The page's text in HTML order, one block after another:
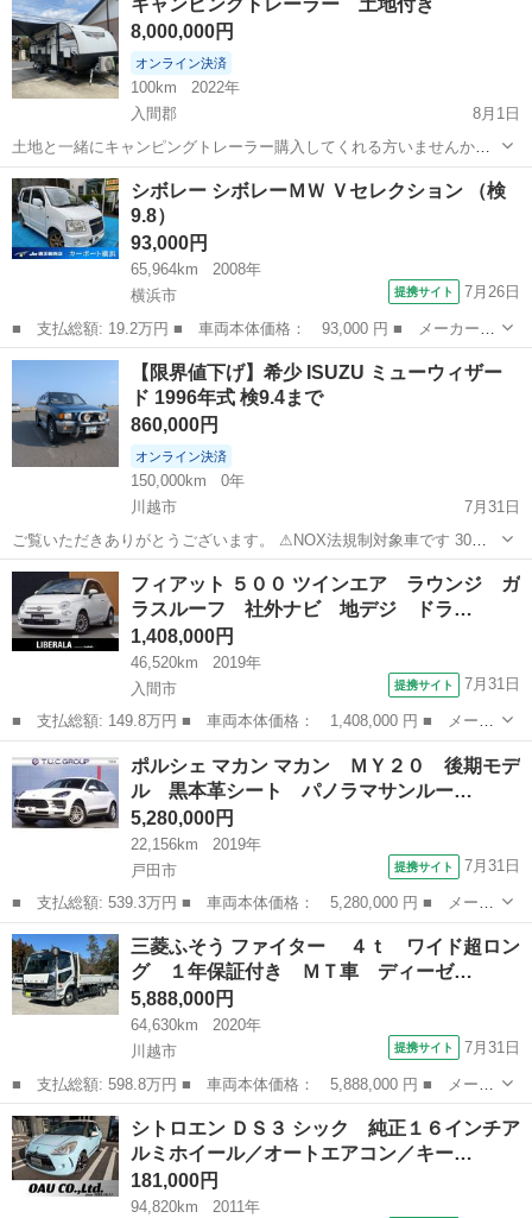
シートヒーター付きと贅沢三昧な車両です！ 社外HDDナビ・地デジに
バックカメラ・ドライ...
キャンピングトレーラー 土地付き
8,000,000円
オンライン決済
100km
2022年
入間郡
8月1日
土地と一緒にキャンピングトレーラー購入してくれる方いませんか？
キャンピングトレーラーを定置利用しています。購入当初は、ナンバ
ーを取得し、いずれ牽引しようと思っていましたが、結局牽引は一度
もせず、車両は一時抹消登録をしていま...
埼玉 入間郡 その他 キャンピングトレーラー
シボレー シボレーＭＷ Ｖセレクション （検
9.8）
93,000円
65,964km
2008年
横浜市
提携サイト 7月26日
■ 支払総額: 19.2万円 ■ 車両本体価格： 93,000 円 ■ メーカー
名： シボレー ■ 車種名： シボレーＭＷ ■ グレード名： Ｖセ
レクション ■ 排気量： 1300cc ■ ドア枚数： 5D ■ ミッショ
ン...
神奈川 横浜市 その他
【限界値下げ】希少 ISUZU ミューウィザー
ド 1996年式 検9.4まで
860,000円
オンライン決済
150,000km
0年
川越市
7月31日
ご覧いただきありがとうございます。 ⚠NOX法規制対象車です 30年
前の車ですが、 現状は普段乗りとして問題なく走っています。 エンジ
ン・ミッション・トランスファともに好調です。 下回りは年式相応の
サビございま...
埼玉 川越市
フィアット ５００ ツインエア ラウンジ ガ
ラスルーフ 社外ナビ 地デジ ドラ…
1,408,000円
46,520km
2019年
入間市
提携サイト 7月31日
■ 支払総額: 149.8万円 ■ 車両本体価格： 1,408,000 円 ■ メーカ
ー名： フィアット ■ 車種名： ５００ ■ グレード名： ツイン
エア ラウンジ ガラスルーフ 社外ナビ 地デジ ドライブレコー
ダー ハ...
埼玉 入間市
ポルシェ マカン マカン ＭＹ２０ 後期モデ
ル 黒本革シート パノラマサンルー…
5,280,000円
22,156km
2019年
戸田市
提携サイト 7月31日
■ 支払総額: 539.3万円 ■ 車両本体価格： 5,280,000 円 ■ メーカ
ー名： ポルシェ ■ 車種名： マカン ■ グレード名： マカン
ＭＹ２０ 後期モデル 黒本革シート パノラマサンルーフ ＰＣＭ
ナビ Ｃ...
埼玉 戸田市 その他
三菱ふそう ファイター ４ｔ ワイド超ロン
グ １年保証付き ＭＴ車 ディーゼ…
5,888,000円
64,630km
2020年
川越市
提携サイト 7月31日
■ 支払総額: 598.8万円 ■ 車両本体価格： 5,888,000 円 ■ メーカ
ー名： 三菱ふそう ■ 車種名： ファイター ■ グレード名：
４ｔ ワイド超ロング １年保証付き ＭＴ車 ディーゼルターボ
荷台内寸...
埼玉 川越市 その他
シトロエン ＤＳ３ シック 純正１６インチア
ルミホイール／オートエアコン／キー…
181,000円
94,820km
2011年